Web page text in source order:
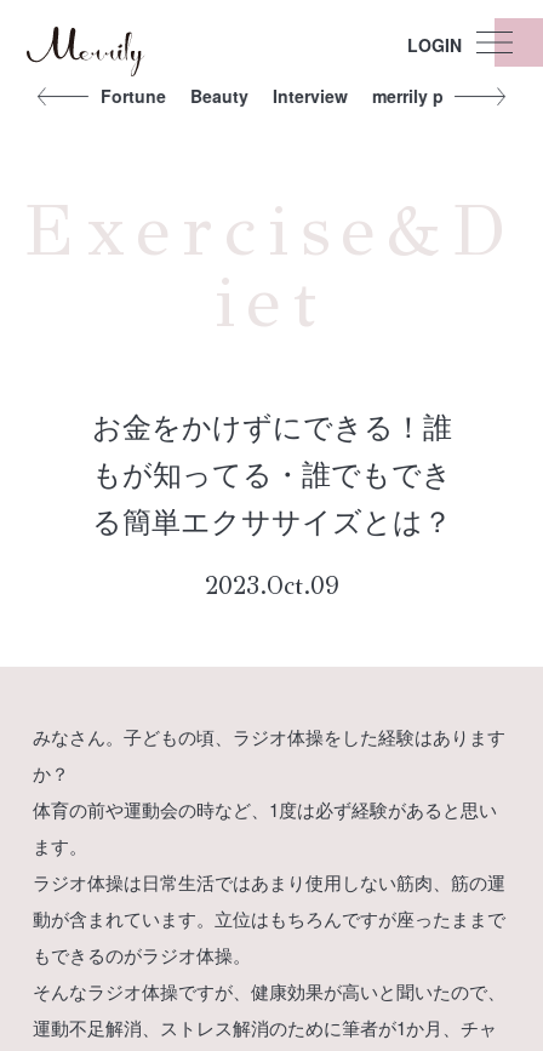
Other Fortune Beauty Interview merrily people
LOGIN
Exercise&D
iet
お金をかけずにできる！誰
もが知ってる・誰でもでき
る簡単エクササイズとは？
2023.Oct.09
みなさん。子どもの頃、ラジオ体操をした経験はあります
か？
体育の前や運動会の時など、1度は必ず経験があると思い
ます。
ラジオ体操は日常生活ではあまり使用しない筋肉、筋の運
動が含まれています。立位はもちろんですが座ったままで
もできるのがラジオ体操。
そんなラジオ体操ですが、健康効果が高いと聞いたので、
運動不足解消、ストレス解消のために筆者が1か月、チャ